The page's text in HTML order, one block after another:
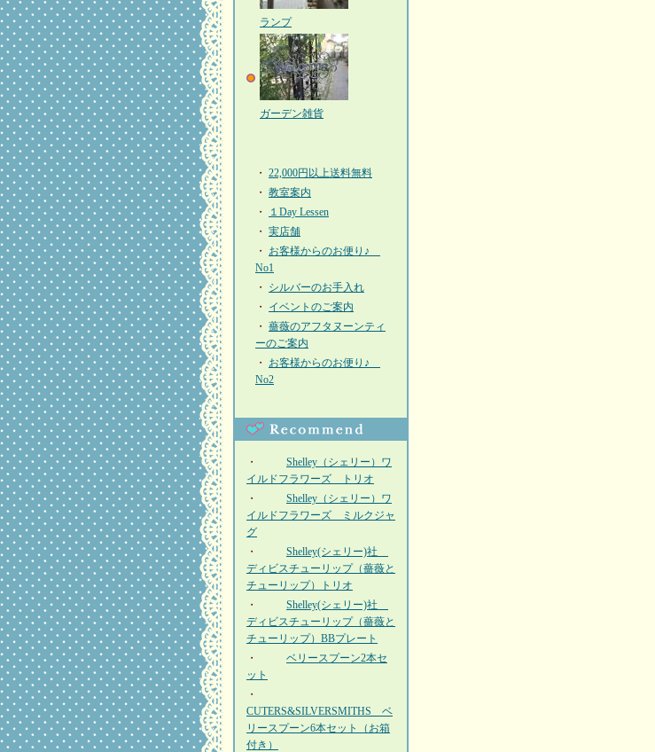
ランプ
ガーデン雑貨
・ 22,000円以上送料無料
・ 教室案内
・
１Day Lessen
・ 実店舗
・ お客様からのお便り♪
No1
・ シルバーのお手入れ
・ イベントのご案内
・ 薔薇のアフタヌーンティ
ーのご案内
・ お客様からのお便り♪
No2
・
Shelley（シェリー）ワ
イルドフラワーズ トリオ
・
Shelley（シェリー）ワ
イルドフラワーズ ミルクジャ
グ
・
Shelley(シェリー)社
ディビスチューリップ（薔薇と
チューリップ）トリオ
・
Shelley(シェリー)社
ディビスチューリップ（薔薇と
チューリップ）BBプレート
・
ベリースプーン2本セ
ット
・
CUTERS&SILVERSMITHS ベ
リースプーン6本セット（お箱
付き）